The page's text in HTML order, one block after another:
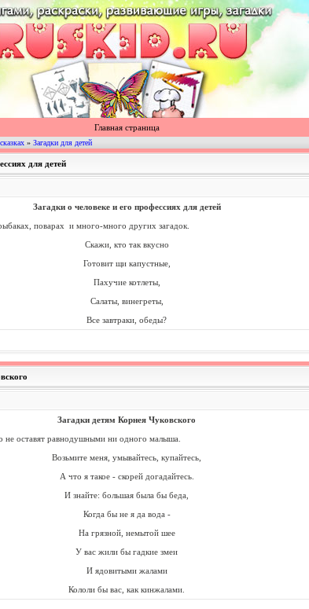
Главная страница
» Загадки для детей
для детей
Загадки о человеке и его профессиях для детей
поварах и много-много других загадок.
Скажи, кто так вкусно
Готовит щи капустные,
Пахучие котлеты,
Салаты, винегреты,
Все завтраки, обеды?
Загадки детям Корнея Чуковского
не оставят равнодушными ни одного малыша
Возьмите меня, умывайтесь, купайтесь,
А что я такое - скорей догадайтесь.
И знайте: большая была бы беда,
Когда бы не я да вода -
На грязной, немытой шее
У вас жили бы гадкие змеи
И ядовитыми жалами
Кололи бы вас, как кинжалами.